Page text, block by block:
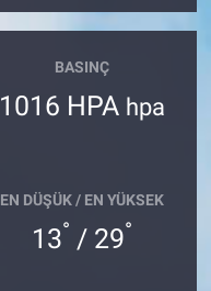
BASINÇ
1016 HPA hpa
EN DÜŞÜK / EN YÜKSEK
13° / 29°